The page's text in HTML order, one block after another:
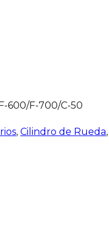
600/F-700/C-50
, Cilindro de Rueda